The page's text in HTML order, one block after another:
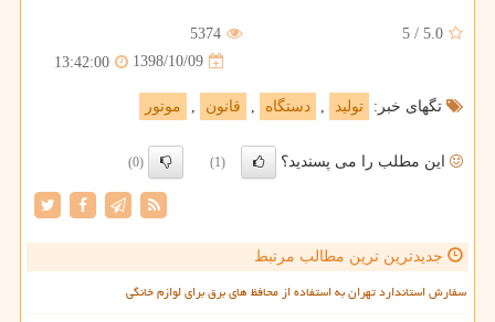
5.0
/
5
5374
1398/10/09
13:42:00
تگهای خبر: تولید , دستگاه , قانون , موتور
این مطلب را می پسندید؟ (1)
(0)
جدیدترین ترین مطالب مرتبط
سفارش استاندارد تهران به استفاده از محافظ های برق برای لوازم خانگی